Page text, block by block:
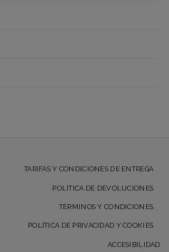
TARIFAS Y CONDICIONES DE ENTREGA
POLÍTICA DE DEVOLUCIONES
TÉRMINOS Y CONDICIONES
POLÍTICA DE PRIVACIDAD Y COOKIES
ACCESIBILIDAD